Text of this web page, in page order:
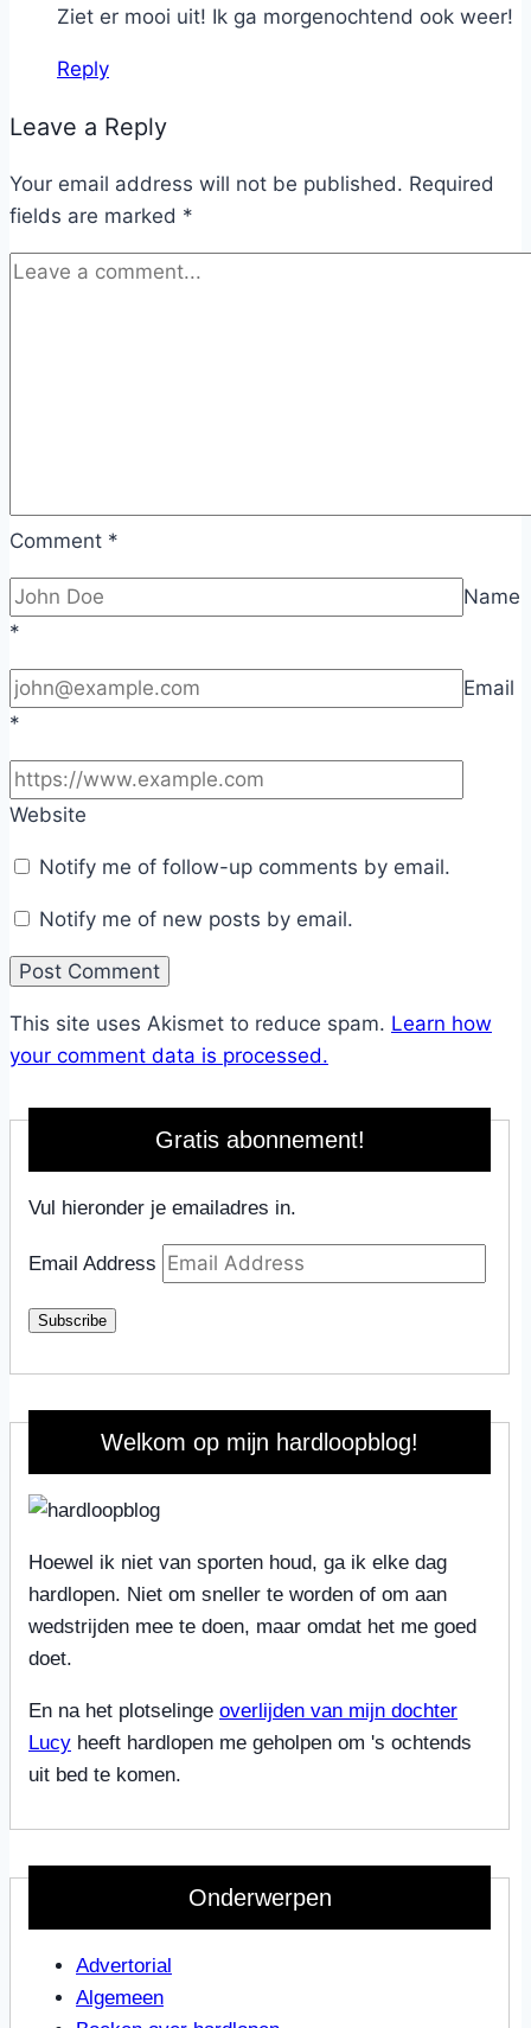
Ziet er mooi uit! Ik ga morgenochtend ook weer!
Reply
Leave a Reply
Your email address will not be published. Required
fields are marked *
Comment *
Name
*
Email
*
Website
Notify me of follow-up comments by email.
Notify me of new posts by email.
This site uses Akismet to reduce spam. Learn how
your comment data is processed.
Gratis abonnement!
Vul hieronder je emailadres in.
Email Address
Subscribe
Welkom op mijn hardloopblog!
Hoewel ik niet van sporten houd, ga ik elke dag
hardlopen. Niet om sneller te worden of om aan
wedstrijden mee te doen, maar omdat het me goed
doet.
En na het plotselinge overlijden van mijn dochter
Lucy heeft hardlopen me geholpen om 's ochtends
uit bed te komen.
Onderwerpen
Advertorial
Algemeen